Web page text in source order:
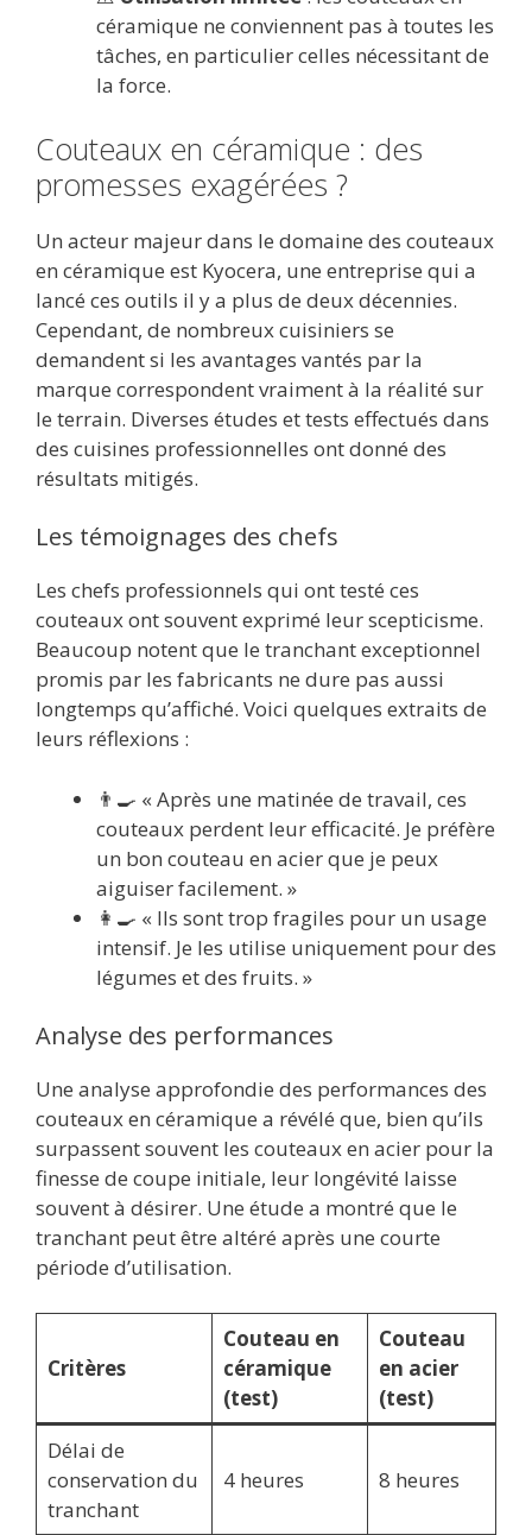
céramique ne conviennent pas à toutes les
tâches, en particulier celles nécessitant de
la force.
Couteaux en céramique : des
promesses exagérées ?
Un acteur majeur dans le domaine des couteaux
en céramique est Kyocera, une entreprise qui a
lancé ces outils il y a plus de deux décennies.
Cependant, de nombreux cuisiniers se
demandent si les avantages vantés par la
marque correspondent vraiment à la réalité sur
le terrain. Diverses études et tests effectués dans
des cuisines professionnelles ont donné des
résultats mitigés.
Les témoignages des chefs
Les chefs professionnels qui ont testé ces
couteaux ont souvent exprimé leur scepticisme.
Beaucoup notent que le tranchant exceptionnel
promis par les fabricants ne dure pas aussi
longtemps qu’affiché. Voici quelques extraits de
leurs réflexions :
👨‍🍳 « Après une matinée de travail, ces
couteaux perdent leur efficacité. Je préfère
un bon couteau en acier que je peux
aiguiser facilement. »
👩‍🍳 « Ils sont trop fragiles pour un usage
intensif. Je les utilise uniquement pour des
légumes et des fruits. »
Analyse des performances
Une analyse approfondie des performances des
couteaux en céramique a révélé que, bien qu’ils
surpassent souvent les couteaux en acier pour la
finesse de coupe initiale, leur longévité laisse
souvent à désirer. Une étude a montré que le
tranchant peut être altéré après une courte
période d’utilisation.
Critères
Couteau en
céramique
(test)
Couteau
en acier
(test)
Délai de
conservation du
tranchant
4 heures 8 heures